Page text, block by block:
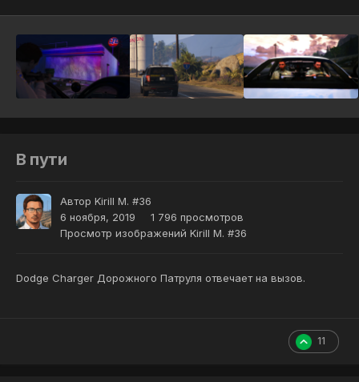
В пути
Автор Kirill M. #36
6 ноября, 2019
1 796 просмотров
Просмотр изображений Kirill M. #36
Dodge Charger Дорожного Патруля отвечает на вызов.
11